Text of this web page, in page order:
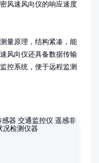
风速风向仪的响应速度
量原理，结构紧凑，能
风向仪还具备数据传输
控系统，便于远程监测